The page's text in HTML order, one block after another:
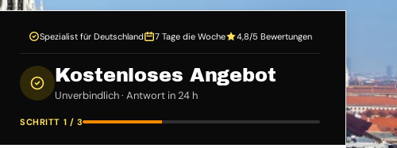
Spezialist für Deutschland 7 Tage die Woche 4,8/5 Bewertungen
Kostenloses Angebot
Unverbindlich · Antwort in 24 h
SCHRITT 1 / 3